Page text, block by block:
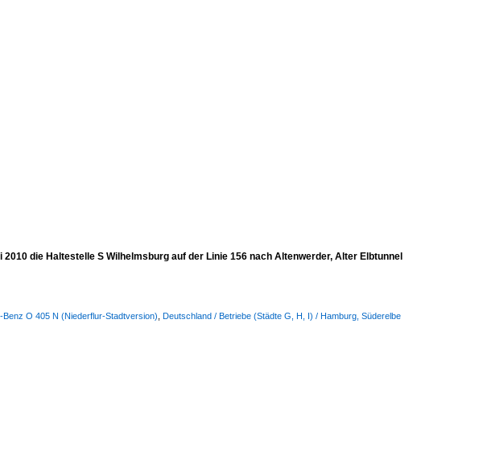
die Haltestelle S Wilhelmsburg auf der Linie 156 nach Altenwerder, Alter Elbtunnel
O 405 N (Niederflur-Stadtversion) Deutschland / Betriebe (Städte G, H, I) / Hamburg, Süderelbe